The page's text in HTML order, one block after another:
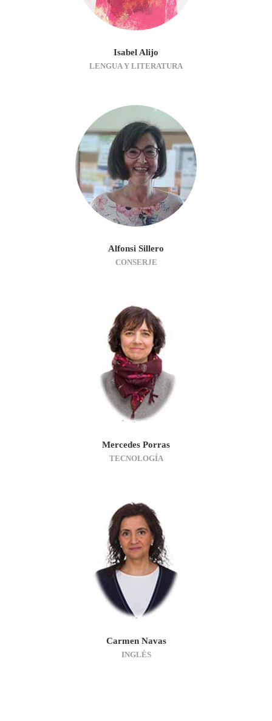
Isabel Alijo
LENGUA Y LITERATURA
Alfonsi Sillero
CONSERJE
Mercedes Porras
TECNOLOGÍA
Carmen Navas
INGLÉS